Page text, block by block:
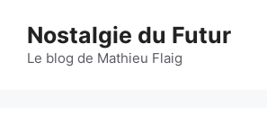
contenu
Nostalgie du Futur
Le blog de Mathieu Flaig